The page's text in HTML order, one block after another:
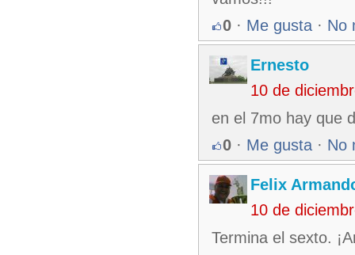
0 · Me gusta · No
Ernesto
10 de
en el 7mo hay que
0 · Me gusta · No
Felix
10 de
Termina el sexto.